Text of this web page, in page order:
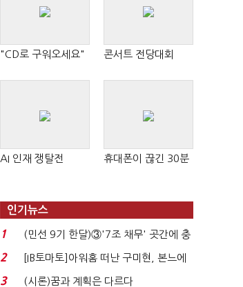
"CD로 구워오세요" 콘서트 전당대회
AI 인재 쟁탈전 휴대폰이 끊긴 30분
인기뉴스
1
(민선 9기 한달)③'7조 채무' 곳간에 충
격…추미애, 20년...
2
[IB토마토]아워홈 떠난 구미현, 본느에
340억 베팅…가...
3 (시론)꿈과 계획은 다르다